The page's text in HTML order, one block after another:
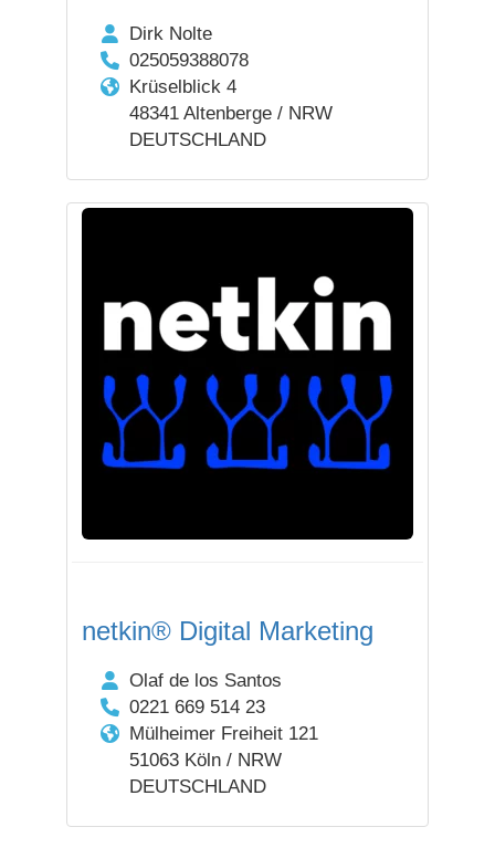
Dirk Nolte
025059388078
Krüselblick 4
48341 Altenberge / NRW
DEUTSCHLAND
netkin® Digital Marketing
Olaf de los Santos
0221 669 514 23
Mülheimer Freiheit 121
51063 Köln / NRW
DEUTSCHLAND